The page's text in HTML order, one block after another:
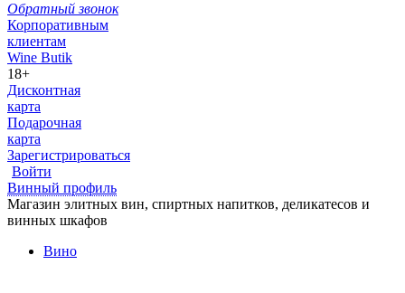
Обратный звонок
Корпоративным
клиентам
Wine Butik
18+
Дисконтная
карта
Подарочная
карта
Зарегистрироваться
Войти
Винный профиль
Магазин элитных вин, спиртных напитков, деликатесов и
винных шкафов
Вино